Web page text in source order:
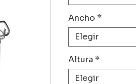
Ancho *
Elegir
Altura *
Elegir